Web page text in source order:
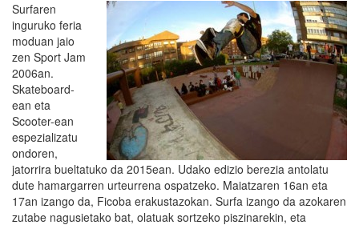
Surfaren
inguruko feria
moduan jaio
zen Sport Jam
2006an.
Skateboard-
ean eta
Scooter-ean
espezializatu
ondoren,
jatorrira bueltatuko da 2015ean. Udako edizio berezia antolatu
dute hamargarren urteurrena ospatzeko. Maiatzaren 16an eta
17an izango da, Ficoba erakustazokan. Surfa izango da azokaren
zutabe nagusietako bat, olatuak sortzeko piszinarekin, eta